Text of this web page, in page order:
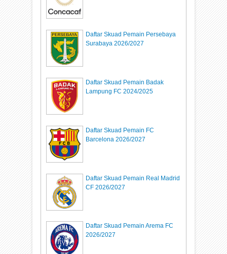
Daftar Skuad Pemain Persebaya
Surabaya 2026/2027
Daftar Skuad Pemain Badak
Lampung FC 2024/2025
Daftar Skuad Pemain FC
Barcelona 2026/2027
Daftar Skuad Pemain Real Madrid
CF 2026/2027
Daftar Skuad Pemain Arema FC
2026/2027